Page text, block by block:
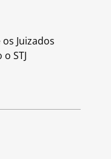
Juizados
STJ